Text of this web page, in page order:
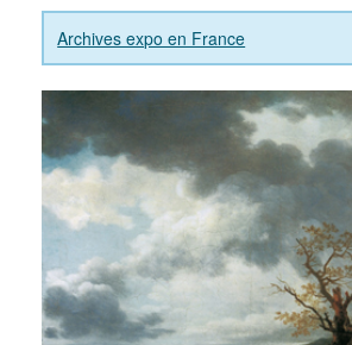
Archives expo en France